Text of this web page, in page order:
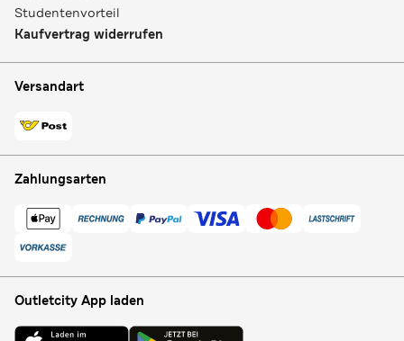
Studentenvorteil
Kaufvertrag widerrufen
Versandart
Zahlungsarten
Outletcity App laden